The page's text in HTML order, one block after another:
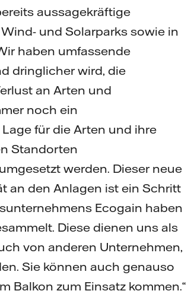
aussagekräftige
und Solarparks sowie in
haben umfassende
dringlicher wird, die
an Arten und
noch ein
für die Arten und ihre
Standorten
werden. Dieser neue
an den Anlagen ist ein Schritt
Ecogain haben
Diese dienen uns als
von anderen Unternehmen,
Sie können auch genauso
Balkon zum Einsatz kommen.“